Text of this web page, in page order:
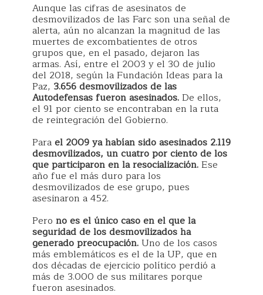
Aunque las cifras de asesinatos de
desmovilizados de las Farc son una señal de
alerta, aún no alcanzan la magnitud de las
muertes de excombatientes de otros
grupos que, en el pasado, dejaron las
armas. Así, entre el 2003 y el 30 de julio
del 2018, según la Fundación Ideas para la
Paz, 3.656 desmovilizados de las
Autodefensas fueron asesinados.De ellos,
el 91 por ciento se encontraban en la ruta
de reintegración del Gobierno.
Parael 2009 ya habían sido asesinados 2.119
desmovilizados, un cuatro por ciento de los
que participaron en la resocialización.Ese
año fue el más duro para los
desmovilizados de ese grupo, pues
asesinaron a 452.
Pero no es el único caso en el que la
seguridad de los desmovilizados ha
generado preocupación.Uno de los casos
más emblemáticos es el de la UP, que en
dos décadas de ejercicio político perdió a
más de 3.000 de sus militares porque
fueron asesinados.